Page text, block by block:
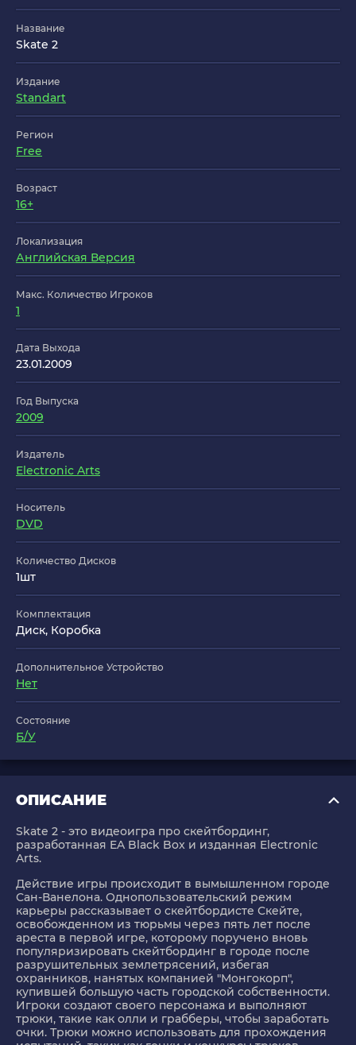
Название
Skate 2
Издание
Standart
Регион
Free
Возраст
16+
Локализация
Английская Версия
Макс. Количество Игроков
1
Дата Выхода
23.01.2009
Год Выпуска
2009
Издатель
Electronic Arts
Носитель
DVD
Количество Дисков
1шт
Комплектация
Диск, Коробка
Дополнительное Устройство
Нет
Состояние
Б/У
ОПИСАНИЕ
Skate 2 - это видеоигра про скейтбординг,
разработанная EA Black Box и изданная Electronic
Arts.
Действие игры происходит в вымышленном городе
Сан-Ванелона. Однопользовательский режим
карьеры рассказывает о скейтбордисте Скейте,
освобожденном из тюрьмы через пять лет после
ареста в первой игре, которому поручено вновь
популяризировать скейтбординг в городе после
разрушительных землетрясений, избегая
охранников, нанятых компанией "Монгокорп",
купившей большую часть городской собственности.
Игроки создают своего персонажа и выполняют
трюки, такие как олли и грабберы, чтобы заработать
очки. Трюки можно использовать для прохождения